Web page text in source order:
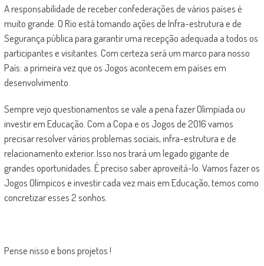
A responsabilidade de receber confederações de vários países é
muito grande. O Rio está tomando ações de Infra-estrutura e de
Segurança pública para garantir uma recepção adequada a todos os
participantes e visitantes. Com certeza será um marco para nosso
País: a primeira vez que os Jogos acontecem em países em
desenvolvimento.
Sempre vejo questionamentos se vale a pena fazer Olimpíada ou
investir em Educação. Com a Copa e os Jogos de 2016 vamos
precisar resolver vários problemas sociais, infra-estrutura e de
relacionamento exterior. Isso nos trará um legado gigante de
grandes oportunidades. É preciso saber aproveitá-lo. Vamos fazer os
Jogos Olímpicos e investir cada vez mais em Educação, temos como
concretizar esses 2 sonhos.
Pense nisso e bons projetos !